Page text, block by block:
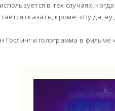
в тех случаях,
сказать, кроме: «Ну да,
Гослинг и голограмма в фильме